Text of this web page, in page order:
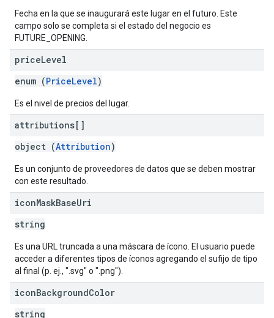
Fecha en la que se inaugurará este lugar en el futuro. Este
campo solo se completa si el estado del negocio es
FUTURE_OPENING.
priceLevel
enum (PriceLevel)
Es el nivel de precios del lugar.
attributions[]
object (Attribution)
Es un conjunto de proveedores de datos que se deben mostrar
con este resultado.
iconMaskBaseUri
string
Es una URL truncada a una máscara de ícono. El usuario puede
acceder a diferentes tipos de íconos agregando el sufijo de tipo
al final (p. ej., ".svg" o ".png").
iconBackgroundColor
string